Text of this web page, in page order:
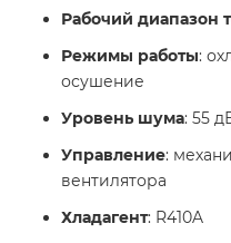
Рабочий диапазон
Режимы работы:
осушение
Уровень шума: 55
Управление:
вентилятора
Хладагент: R410A